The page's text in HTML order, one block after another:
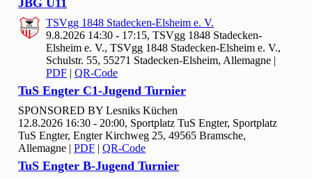
TSVgg 1848 Stadecken-Elsheim e. V.
9.8.2026 14:30 - 17:15, TSVgg 1848 Stadecken-
Elsheim e. V., TSVgg 1848 Stadecken-Elsheim e. V.,
Schulstr. 55, 55271 Stadecken-Elsheim, Allemagne |
PDF | QR-Code
TuS Engter C1-Jugend Turnier
SPONSORED BY Lesniks Küchen
12.8.2026 16:30 - 20:00, Sportplatz TuS Engter, Sportplatz
TuS Engter, Engter Kirchweg 25, 49565 Bramsche,
Allemagne | PDF | QR-Code
TuS Engter B-Jugend Turnier